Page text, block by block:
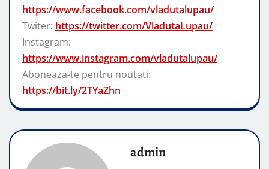
https://www.facebook.com/vladutalupau/
Twiter: https://twitter.com/VladutaLupau/
Instagram:
https://www.instagram.com/vladutalupau/
Aboneaza-te pentru noutati:
https://bit.ly/2TYaZhn
admin